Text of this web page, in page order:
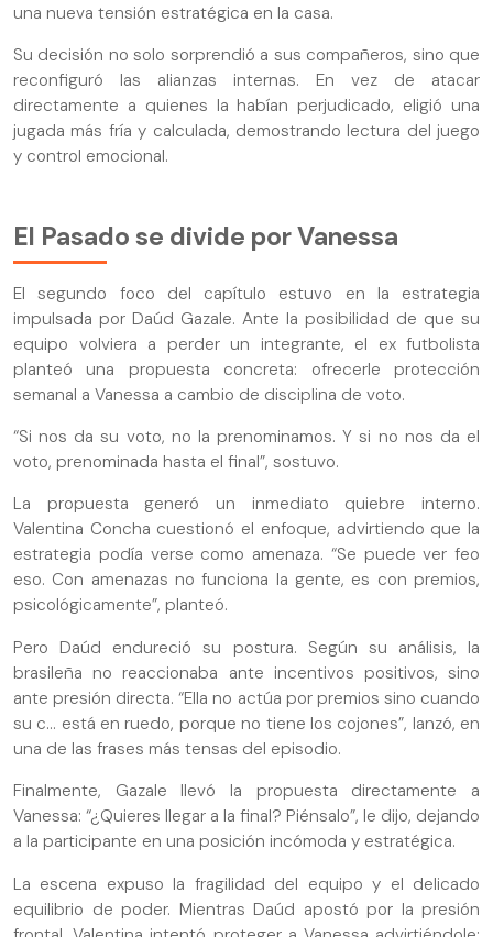
una nueva tensión estratégica en la casa.
Su decisión no solo sorprendió a sus compañeros, sino que
reconfiguró las alianzas internas. En vez de atacar
directamente a quienes la habían perjudicado, eligió una
jugada más fría y calculada, demostrando lectura del juego
y control emocional.
El Pasado se divide por Vanessa
El segundo foco del capítulo estuvo en la estrategia
impulsada por Daúd Gazale. Ante la posibilidad de que su
equipo volviera a perder un integrante, el ex futbolista
planteó una propuesta concreta: ofrecerle protección
semanal a Vanessa a cambio de disciplina de voto.
“Si nos da su voto, no la prenominamos. Y si no nos da el
voto, prenominada hasta el final”, sostuvo.
La propuesta generó un inmediato quiebre interno.
Valentina Concha cuestionó el enfoque, advirtiendo que la
estrategia podía verse como amenaza. “Se puede ver feo
eso. Con amenazas no funciona la gente, es con premios,
psicológicamente”, planteó.
Pero Daúd endureció su postura. Según su análisis, la
brasileña no reaccionaba ante incentivos positivos, sino
ante presión directa. “Ella no actúa por premios sino cuando
su c… está en ruedo, porque no tiene los cojones”, lanzó, en
una de las frases más tensas del episodio.
Finalmente, Gazale llevó la propuesta directamente a
Vanessa: “¿Quieres llegar a la final? Piénsalo”, le dijo, dejando
a la participante en una posición incómoda y estratégica.
La escena expuso la fragilidad del equipo y el delicado
equilibrio de poder. Mientras Daúd apostó por la presión